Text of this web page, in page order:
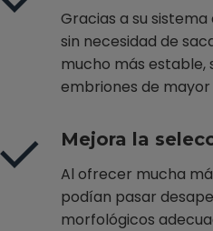
Gracias a su
sin necesidad de
mucho más estable,
embriones de mayor
Mejora la
Al ofrecer mucha
podían pasar
morfológicos